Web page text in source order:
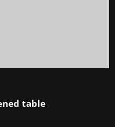
table